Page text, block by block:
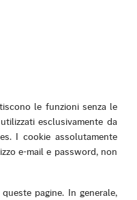
le funzioni senza le
esclusivamente da
I cookie assolutamente
e-mail e password, non
pagine. In generale,